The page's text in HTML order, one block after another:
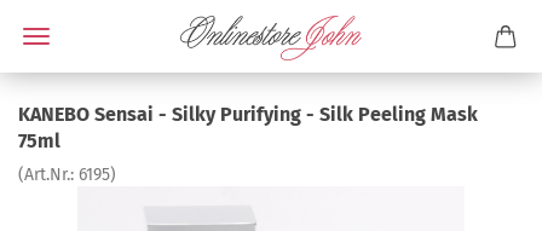
KANEBO Sensai - Silky Purifying - Silk Peeling Mask
75ml
(Art.Nr.: 6195)